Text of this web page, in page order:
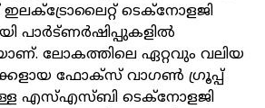
ഇലക്ട്രോലൈറ്റ് ടെക്നോളജി
പാർട്ണർഷിപ്പുകളിൽ
ലോകത്തിലെ ഏറ്റവും വലിയ
ഫോക്സ് വാഗണ്‍ ഗ്രൂപ്പ്‌
എസ്എസ്ബി ടെക്നോളജി